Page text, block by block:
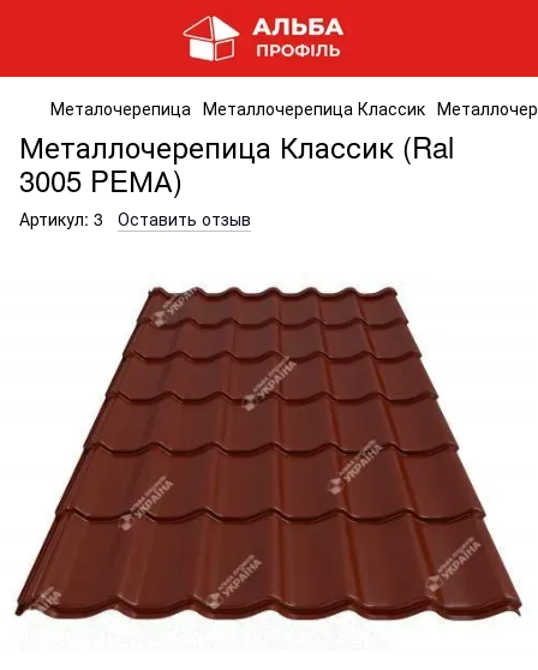
Металочерепица Металлочерепица Классик
Металлочерепица Классик (Ral
3005 PEМА)
Артикул: 3 Оставить отзыв